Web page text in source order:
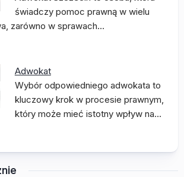
świadczy pomoc prawną w wielu
zarówno w sprawach…
Adwokat
Wybór odpowiedniego adwokata to
kluczowy krok w procesie prawnym,
który może mieć istotny wpływ na…